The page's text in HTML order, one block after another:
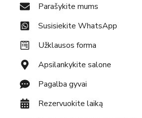
Parašykite mums
Susisiekite WhatsApp
Užklausos forma
Apsilankykite salone
Pagalba gyvai
Rezervuokite laiką